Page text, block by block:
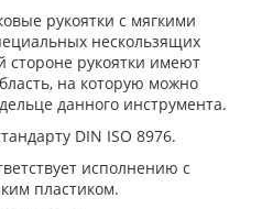
рукоятки с мягкими
нескользящих
стороне рукоятки имеют
на которую можно
данного инструмента.
DIN ISO 8976.
исполнению с
пластиком.